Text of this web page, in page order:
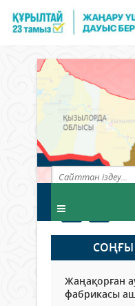
Жаңақорған
фабрикасы